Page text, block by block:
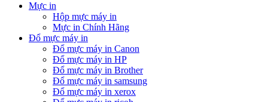
Mực in
Hộp mực máy in
Mực in Chính Hãng
Đổ mực máy in
Đổ mực máy in Canon
Đổ mực máy in HP
Đổ mực máy in Brother
Đổ mực máy in samsung
Đổ mực máy in xerox